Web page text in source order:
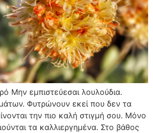
Μην εμπιστεύεσαι λουλούδια.
Φυτρώνουν εκεί που δεν τα
την πιο καλή στιγμή σου. Μόνο
τα καλλιεργημένα. Στο βάθος